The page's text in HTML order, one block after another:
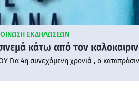
ΕΚΔΗΛΩΣΕΩΝ
κάτω από τον
Για 4η συνεχόμενη χρονιά , ο